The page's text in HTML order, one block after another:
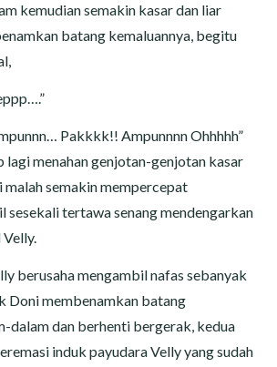
kemudian semakin kasar dan liar
batang kemaluannya, begitu
Pakkkk!! Ampunnnn Ohhhhh”
lagi menahan genjotan-genjotan kasar
malah semakin mempercepat
sesekali tertawa senang mendengarkan
berusaha mengambil nafas sebanyak
Doni membenamkan batang
dalam dan berhenti bergerak, kedua
induk payudara Velly yang sudah